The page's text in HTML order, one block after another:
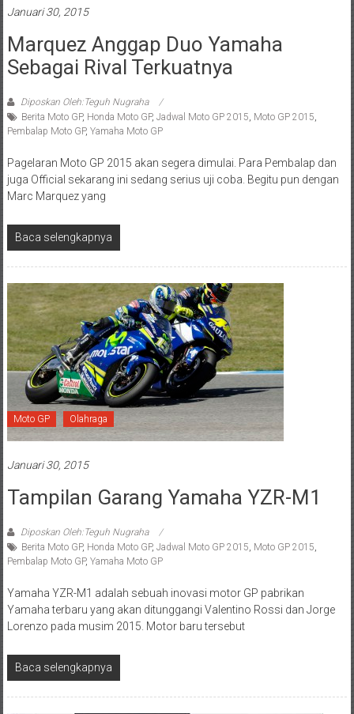
Januari 30, 2015
Marquez Anggap Duo Yamaha
Sebagai Rival Terkuatnya
Diposkan Oleh:Teguh Nugraha
Berita Moto GP, Honda Moto GP, Jadwal Moto GP 2015 Moto GP 2015
Pembalap Moto GP, Yamaha Moto GP
Pagelaran Moto GP 2015 akan segera dimulai. Para Pembalap dan
juga Official sekarang ini sedang serius uji coba. Begitu pun dengan
Marc Marquez yang
Baca selengkapnya
Moto GP Olahraga
Januari 30, 2015
Tampilan Garang Yamaha YZR-M1
Diposkan Oleh:Teguh Nugraha
Berita Moto GP, Honda Moto GP, Jadwal Moto GP 2015 Moto GP 2015
Pembalap Moto GP, Yamaha Moto GP
Yamaha YZR-M1 adalah sebuah inovasi motor GP pabrikan
Yamaha terbaru yang akan ditunggangi Valentino Rossi dan Jorge
Lorenzo pada musim 2015. Motor baru tersebut
Baca selengkapnya